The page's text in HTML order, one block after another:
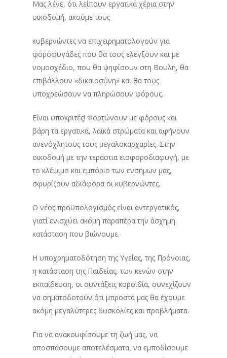
Μας λένε, ότι λείπουν εργατικά χέρια στην
οικοδομή, ακούμε τους
κυβερνώντες να επιχειρηματολογούν για
φοροφυγάδες που θα τους ελέγξουν και με
νομοσχέδιο, που θα ψηφίσουν στη Βουλή, θα
επιβάλλουν «δικαιοσύνη» και θα τους
υποχρεώσουν να πληρώσουν φόρους.
Είναι υποκριτές! Φορτώνουν με φόρους και
βάρη τα εργατικά, λαϊκά στρώματα και αφήνουν
ανενόχλητους τους μεγαλοκαρχαρίες. Στην
οικοδομή με την τεράστια εισφοροδιαφυγή, με
το κλέψιμο και εμπόριο των ενσήμων μας,
σφυρίζουν αδιάφορα οι κυβερνώντες.
Ο νέος προϋπολογισμός είναι αντεργατικός,
γιατί ενισχύει ακόμη παραπέρα την άσχημη
κατάσταση που βιώνουμε.
Η υποχρηματοδότηση της Υγείας, της Πρόνοιας,
η κατάσταση της Παιδείας, των κενών στην
εκπαίδευση, οι συντάξεις κοροϊδία, συνεχίζουν
να σηματοδοτούν ότι μπροστά μας θα έχουμε
ακόμη μεγαλύτερες δυσκολίες και προβλήματα.
Για να ανακουφίσουμε τη ζωή μας, να
αποσπάσουμε αποτελέσματα, να εμποδίσουμε